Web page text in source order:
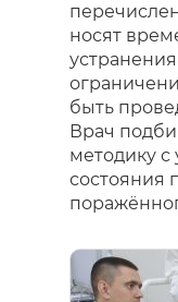
носят
быть
Врач
методику с
состояния